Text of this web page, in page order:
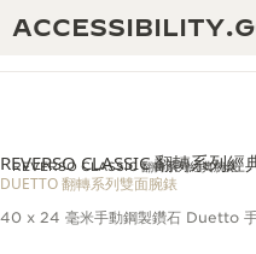
黃金比例音樂表演
REVERSO CLASSIC 翻轉系列經典腕錶
REVERSO CLASSIC 翻轉系列經
DUETTO 翻轉系列雙面腕錶
40 x 24 毫米手動鋼製鑽石 Duetto